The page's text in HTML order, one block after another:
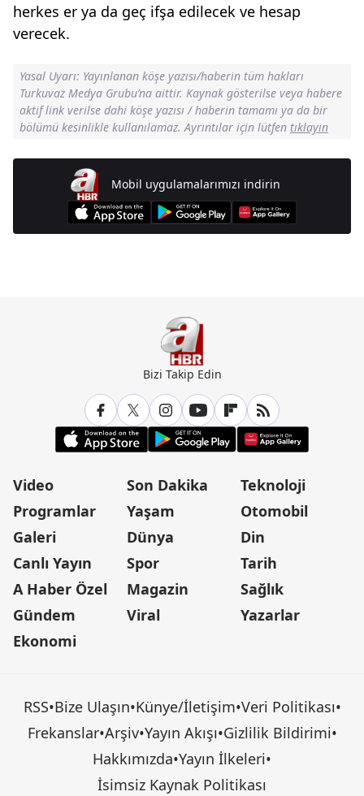
herkes er ya da geç ifşa edilecek ve hesap
verecek.
Yasal Uyarı: Yayınlanan köşe yazısı/haberin tüm hakları
Turkuvaz Medya Grubu’na aittir. Kaynak gösterilse veya habere
aktif link verilse dahi köşe yazısı / haberin tamamı ya da bir
bölümü kesinlikle kullanılamaz. Ayrıntılar için lütfen tıklayın
Mobil uygulamalarımızı indirin
Bizi Takip Edin
Video
Programlar
Galeri
Canlı Yayın
A Haber Özel
Gündem
Ekonomi
Son Dakika
Yaşam
Dünya
Spor
Magazin
Viral
Teknoloji
Otomobil
Din
Tarih
Sağlık
Yazarlar
RSS•Bize Ulaşın•Künye/İletişim•Veri Politikası•
Frekanslar•Arşiv•Yayın Akışı•Gizlilik Bildirimi•
Hakkımızda•Yayın İlkeleri•
İsimsiz Kaynak Politikası